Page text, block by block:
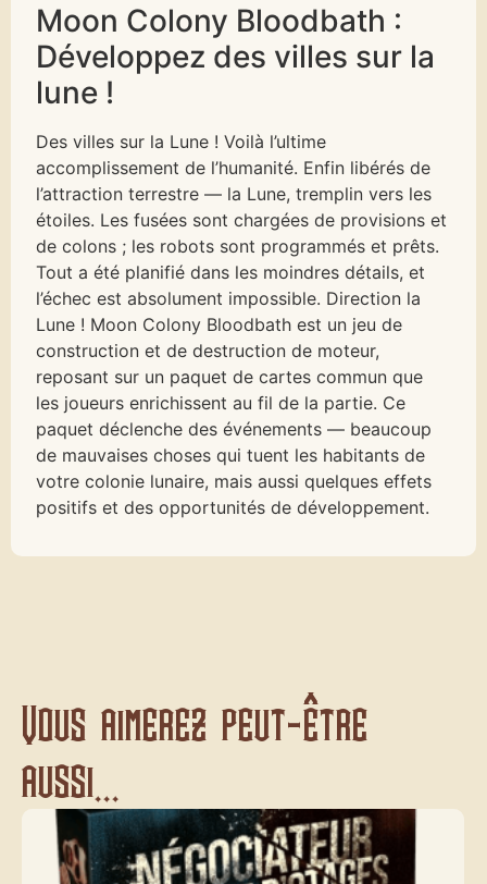
Moon Colony Bloodbath :
Développez des villes sur la
lune !
Des villes sur la Lune ! Voilà l’ultime
accomplissement de l’humanité. Enfin libérés de
l’attraction terrestre — la Lune, tremplin vers les
étoiles. Les fusées sont chargées de provisions et
de colons ; les robots sont programmés et prêts.
Tout a été planifié dans les moindres détails, et
l’échec est absolument impossible. Direction la
Lune ! Moon Colony Bloodbath est un jeu de
construction et de destruction de moteur,
reposant sur un paquet de cartes commun que
les joueurs enrichissent au fil de la partie. Ce
paquet déclenche des événements — beaucoup
de mauvaises choses qui tuent les habitants de
votre colonie lunaire, mais aussi quelques effets
positifs et des opportunités de développement.
Vous aimerez peut-être
aussi...